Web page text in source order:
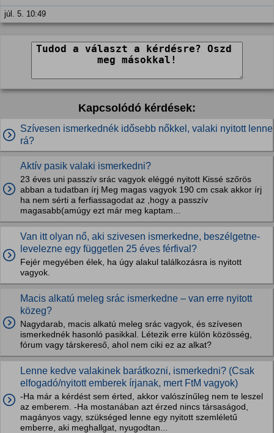
júl. 5. 10:49
Kapcsolódó kérdések:
Szívesen ismerkednék idősebb nőkkel, valaki nyitott lenne
rá?
Aktív pasik valaki ismerkedni?
23 éves uni passzív srác vagyok eléggé nyitott Kissé szőrös
abban a tudatban írj Meg magas vagyok 190 cm csak akkor írj
ha nem sérti a ferfiassagodat az ,hogy a passzív
magasabb(amúgy ezt már meg kaptam...
Van itt olyan nő, aki szivesen ismerkedne, beszélgetne-
levelezne egy független 25 éves férfival?
Fejér megyében élek, ha úgy alakul találkozásra is nyitott
vagyok.
Macis alkatú meleg srác ismerkedne – van erre nyitott
közeg?
Nagydarab, macis alkatú meleg srác vagyok, és szívesen
ismerkednék hasonló pasikkal. Létezik erre külön közösség,
fórum vagy társkereső, ahol nem ciki ez az alkat?
Lenne kedve valakinek barátkozni, ismerkedni? (Csak
elfogadó/nyitott emberek írjanak, mert FtM vagyok)
-Ha már a kérdést sem érted, akkor valószínűleg nem te leszel
az emberem. -Ha mostanában azt érzed nincs társaságod,
magányos vagy, szükséged lenne egy nyitott szemléletű
emberre, aki meghallgat, nyugodtan...